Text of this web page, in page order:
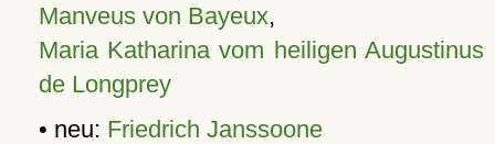
Manveus von Bayeux,
Maria Katharina vom heiligen Augustinus
de Longprey
• neu: Friedrich Janssoone